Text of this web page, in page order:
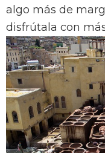
algo más de
disfrútala con